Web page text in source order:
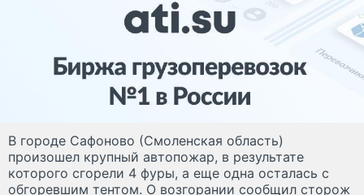
В городе Сафоново (Смоленская область)
произошел крупный автопожар, в результате
которого сгорели 4 фуры, а еще одна осталась с
обгоревшим тентом. О возгорании сообщил сторож